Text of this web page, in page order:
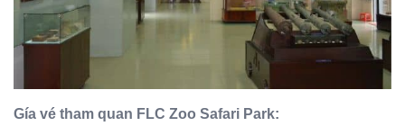
Gía vé tham quan FLC Zoo Safari Park: